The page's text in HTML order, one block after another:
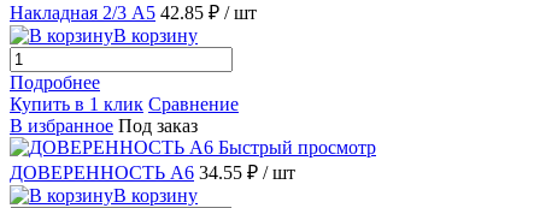
Накладная 2/3 А5 42.85 ₽ / шт
В корзину
Подробнее
Купить в 1 клик Сравнение
В избранное Под заказ
Быстрый просмотр
ДОВЕРЕННОСТЬ А6 34.55 ₽ / шт
В корзину